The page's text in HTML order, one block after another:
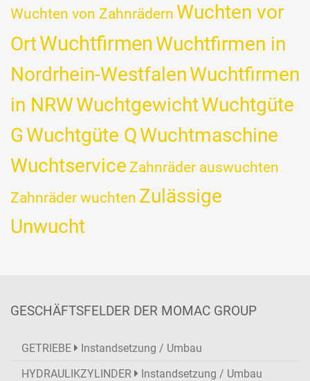
Wuchten von Zahnrädern Wuchten vor
OrtWuchtfirmen Wuchtfirmen in
Nordrhein-WestfalenWuchtfirmen
in NRWWuchtgewichtWuchtgüte
G Wuchtgüte QWuchtmaschine
Wuchtservice Zahnräder auswuchten
Zahnräder wuchten Zulässige
Unwucht
GESCHÄFTSFELDER DER MOMAC GROUP
GETRIEBE
Instandsetzung / Umbau
HYDRAULIKZYLINDER
Instandsetzung / Umbau